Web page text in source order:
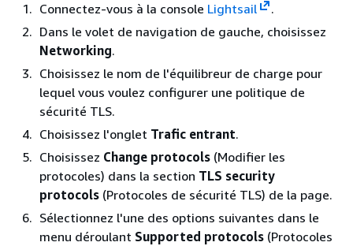
Connectez-vous à la console Lightsail
.
Dans le volet de navigation de gauche, choisissez
Networking.
Choisissez le nom de l'équilibreur de charge pour
lequel vous voulez configurer une politique de
sécurité TLS.
Choisissez l'onglet Trafic entrant.
Choisissez Change protocols (Modifier les
protocoles) dans la section TLS security
protocols (Protocoles de sécurité TLS) de la page.
Sélectionnez l'une des options suivantes dans le
menu déroulant Supported protocols (Protocoles